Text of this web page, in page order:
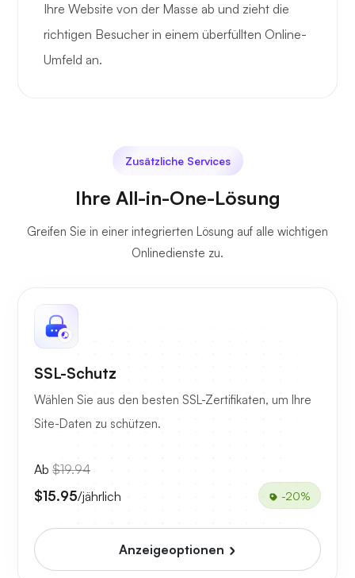
Ihre Website von der Masse ab und zieht die
richtigen Besucher in einem überfüllten Online-
Umfeld an.
Zusätzliche Services
Ihre All-in-One-Lösung
Greifen Sie in einer integrierten Lösung auf alle wichtigen
Onlinedienste zu.
SSL-Schutz
Wählen Sie aus den besten SSL-Zertifikaten, um Ihre
Site-Daten zu schützen.
Ab $19.94
$15.95/jährlich -20%
Anzeigeoptionen